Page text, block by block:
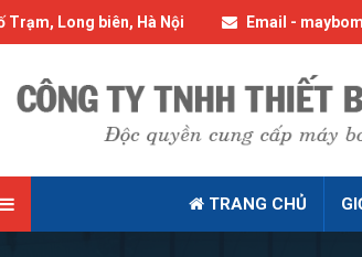
Trạm, Long biên, Hà Nội Email -
TRANG CHỦ